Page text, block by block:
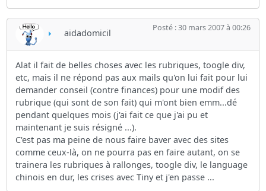
aidadomicil Posté : 30 mars 2007 à 00:26
Alat il fait de belles choses avec les rubriques, toogle div,
etc, mais il ne répond pas aux mails qu'on lui fait pour lui
demander conseil (contre finances) pour une modif des
rubrique (qui sont de son fait) qui m'ont bien emm...dé
pendant quelques mois (j'ai fait ce que j'ai pu et
maintenant je suis résigné ...).
C'est pas ma peine de nous faire baver avec des sites
comme ceux-là, on ne pourra pas en faire autant, on se
trainera les rubriques à rallonges, toogle div, le language
chinois en dur, les crises avec Tiny et j'en passe ...